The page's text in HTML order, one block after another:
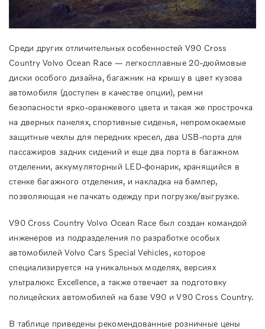
Среди других отличительных особенностей V90 Cross
Country Volvo Ocean Race — легкосплавные 20-дюймовые
диски особого дизайна, багажник на крышу в цвет кузова
автомобиля (доступен в качестве опции), ремни
безопасности ярко-оранжевого цвета и такая же прострочка
на дверных панелях, спортивные сиденья, непромокаемые
защитные чехлы для передних кресел, два USB-порта для
пассажиров задних сидений и еще два порта в багажном
отделении, аккумуляторный LED-фонарик, хранящийся в
стенке багажного отделения, и накладка на бампер,
позволяющая не пачкать одежду при погрузке/выгрузке.
V90 Cross Country Volvo Ocean Race был создан командой
инженеров из подразделения по разработке особых
автомобилей Volvo Cars Special Vehicles, которое
специализируется на уникальных моделях, версиях
ультралюкс Excellence, а также отвечает за подготовку
полицейских автомобилей на базе V90 и V90 Cross Country.
В таблице приведены рекомендованные розничные цены